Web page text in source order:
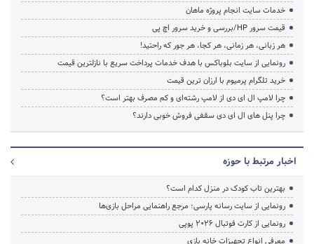
خدمات سایت انجام پروژه ماهان
قیمت سرور HP/بررسی و خرید سرور اچ پی
هر زبانی، هر زمانی، هر کجا، هر جور که راحتید!
رونمایی از سایت بلوباکس با هدف خدمات پرداخت سریع با نازلترین قیمت
خرید تلگرام پرمیوم با ارزان ترین قیمت
چرا لامپ ال ای دی از لامپ رشته‌ای و کم مصرف بهتر است؟
چرا پنل های ال ای دی سقفی فروش خوبی دارند؟
اخبار مرتبط با حوزه
بهترین تاب کودک در منزل کدام است؟
رونمایی از سایت رسانه پارسی؛ مرجع راهنمایی مراحل بازی‌ها
رونمایی از کارت فوتبال ۲۰۲۶ پوپی
معرفی انواع تجهیزات خانه بازی